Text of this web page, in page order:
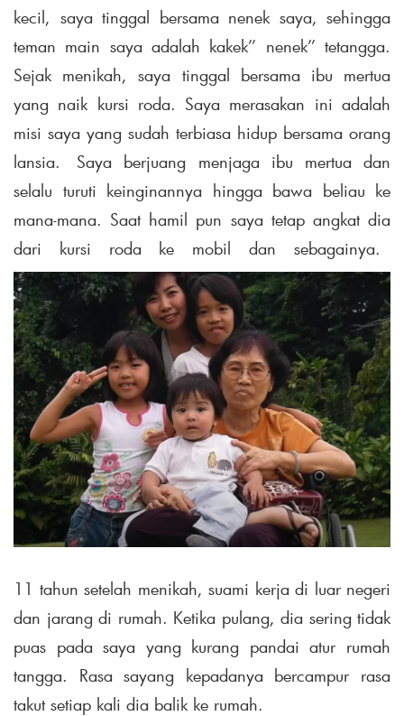
kecil, saya tinggal bersama nenek saya, sehingga
teman main saya adalah kakek’’ nenek’’ tetangga.
Sejak menikah, saya tinggal bersama ibu mertua
yang naik kursi roda. Saya merasakan ini adalah
misi saya yang sudah terbiasa hidup bersama orang
lansia. Saya berjuang menjaga ibu mertua dan
selalu turuti keinginannya hingga bawa beliau ke
mana-mana. Saat hamil pun saya tetap angkat dia
dari kursi roda ke mobil dan sebagainya.
11 tahun setelah menikah, suami kerja di luar negeri
dan jarang di rumah. Ketika pulang, dia sering tidak
puas pada saya yang kurang pandai atur rumah
tangga. Rasa sayang kepadanya bercampur rasa
takut setiap kali dia balik ke rumah.